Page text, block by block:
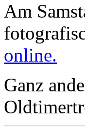
Am
online.
Ganz